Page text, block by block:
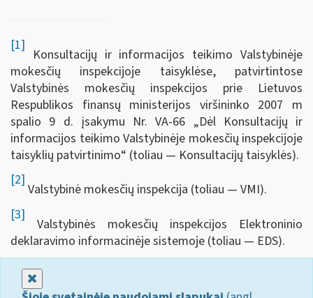
[1]
Konsultacijų ir informacijos teikimo Valstybinėje
mokesčių inspekcijoje taisyklėse, patvirtintose
Valstybinės mokesčių inspekcijos prie Lietuvos
Respublikos finansų ministerijos viršininko 2007 m
spalio 9 d. įsakymu Nr. VA-66 „Dėl Konsultacijų ir
informacijos teikimo Valstybinėje mokesčių inspekcijoje
taisyklių patvirtinimo“ (toliau — Konsultacijų taisyklės).
[2]
Valstybinė mokesčių inspekcija (toliau — VMI).
[3]
Valstybinės mokesčių inspekcijos Elektroninio
deklaravimo informacinėje sistemoje (toliau — EDS).